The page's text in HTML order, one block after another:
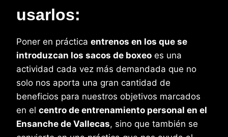
usarlos:
Poner en práctica entrenos en los que se
introduzcan los sacos de boxeo es una
actividad cada vez más demandada que no
solo nos aporta una gran cantidad de
beneficios para nuestros objetivos marcados
en el centro de entrenamiento personal en el
Ensanche de Vallecas, sino que también se